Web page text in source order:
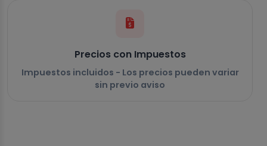
Precios con Impuestos
Impuestos incluidos - Los precios pueden variar
sin previo aviso